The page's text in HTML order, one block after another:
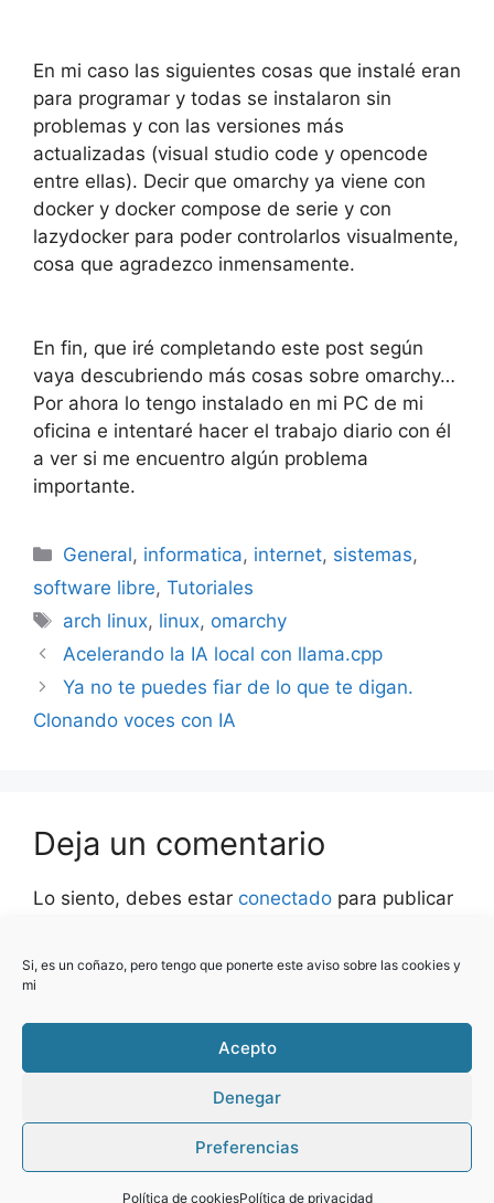
Si, es un coñazo, pero tengo que ponerte este aviso sobre las cookies y
mi
Acepto
Denegar
Preferencias
Política de cookiesPolítica de privacidad
En mi caso las siguientes cosas que instalé eran
para programar y todas se instalaron sin
problemas y con las versiones más
actualizadas (visual studio code y opencode
entre ellas). Decir que omarchy ya viene con
docker y docker compose de serie y con
lazydocker para poder controlarlos visualmente,
cosa que agradezco inmensamente.
En fin, que iré completando este post según
vaya descubriendo más cosas sobre omarchy…
Por ahora lo tengo instalado en mi PC de mi
oficina e intentaré hacer el trabajo diario con él
a ver si me encuentro algún problema
importante.
Categorías
General, informatica, internet, sistemas,
software libre, Tutoriales
Etiquetas
arch linux, linux, omarchy
Acelerando la IA local con llama.cpp
Ya no te puedes fiar de lo que te digan.
Clonando voces con IA
Deja un comentario
Lo siento, debes estar conectado para publicar
Este sitio usa Akismet para reducir el spam.
© 2026 Yo programo ... el blog• Creado con
GeneratePress